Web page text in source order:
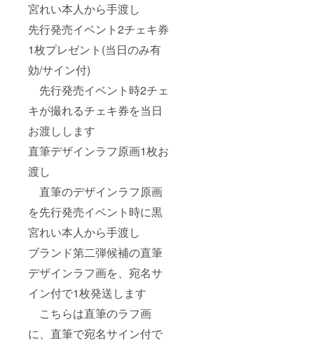
宮れい本人から手渡し
先行発売イベント2チェキ券
1枚プレゼント(当日のみ有
効/サイン付)
先行発売イベント時2チェ
キが撮れるチェキ券を当日
お渡しします
直筆デザインラフ原画1枚お
渡し
直筆のデザインラフ原画
を先行発売イベント時に黒
宮れい本人から手渡し
ブランド第二弾候補の直筆
デザインラフ画を、宛名サ
イン付で1枚発送します
こちらは直筆のラフ画
に、直筆で宛名サイン付で